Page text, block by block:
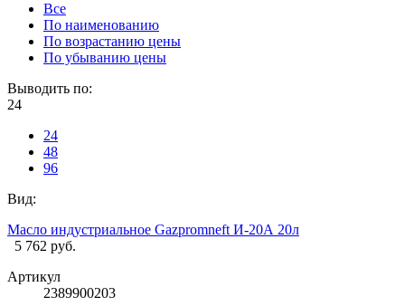
Все
По наименованию
По возрастанию цены
По убыванию цены
Выводить по:
24
24
48
96
Вид:
Масло индустриальное Gazpromneft И-20А 20л
5 762 руб.
Артикул
2389900203